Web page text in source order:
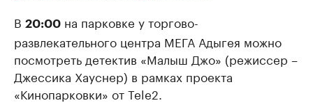
В 20:00 на парковке у торгово-
развлекательного центра МЕГА Адыгея можно
посмотреть детектив «Малыш Джо» (режиссер –
Джессика Хауснер) в рамках проекта
«Кинопарковки» от Tele2.